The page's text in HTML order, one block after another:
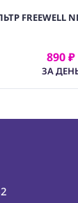
,
(OPT)
FREEWELL
890 ₽
ЗА